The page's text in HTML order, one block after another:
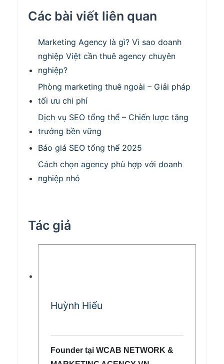
Các bài viết liên quan
Marketing Agency là gì? Vì sao doanh
nghiệp Việt cần thuê agency chuyên
nghiệp?
Phòng marketing thuê ngoài – Giải pháp
tối ưu chi phí
Dịch vụ SEO tổng thể – Chiến lược tăng
trưởng bền vững
Báo giá SEO tổng thể 2025
Cách chọn agency phù hợp với doanh
nghiệp nhỏ
Tác giả
Huỳnh Hiếu
Founder tại WCAB NETWORK &